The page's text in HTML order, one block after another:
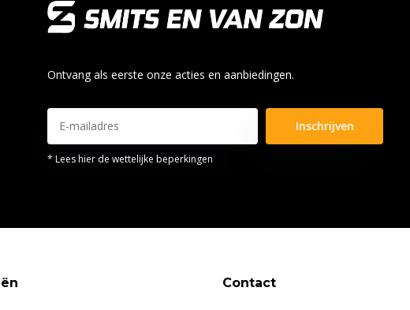
Ontvang als eerste onze acties en aanbiedingen.
Inschrijven
* Lees hier de wettelijke beperkingen
Contact